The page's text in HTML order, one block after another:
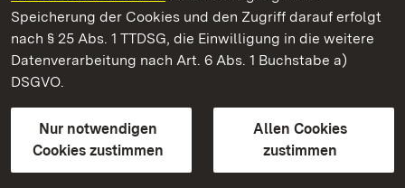
Speicherung der Cookies und den Zugriff darauf erfolgt
nach § 25 Abs. 1 TTDSG, die Einwilligung in die weitere
Datenverarbeitung nach Art. 6 Abs. 1 Buchstabe a)
DSGVO.
Nur notwendigen
Cookies zustimmen
Allen Cookies
zustimmen
Staatliche Schlösser und Gärten Baden-Württemberg
Kontakt
GebärdenspracheLeichte Sprache
Erklärung zur Barrierefreiheit
BITV-konform (geprüfte Seiten)